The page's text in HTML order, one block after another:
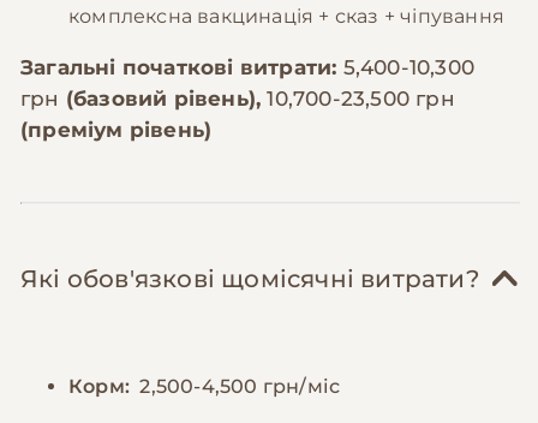
комплексна вакцинація + сказ + чіпування
Загальні початкові витрати: 5,400-10,300
грн (базовий рівень),10,700-23,500 грн
(преміум рівень)
Які обов'язкові щомісячні витрати?
Корм: 2,500-4,500 грн/міс